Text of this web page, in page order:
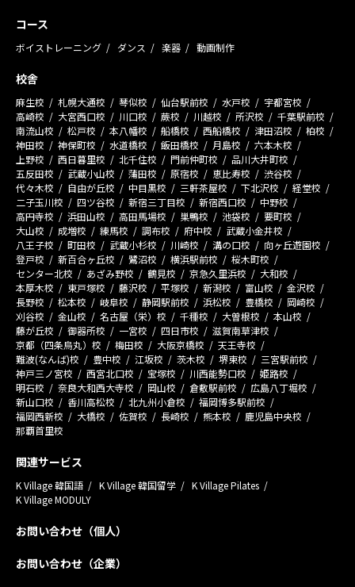
コース
ボイストレーニング ダンス 楽器 動画制作
校舎
麻生校 札幌大通校 琴似校 仙台駅前校 水戸校
宇都宮校
高崎校
大宮西口校 川口校 蕨校 川越校 所沢校
千葉駅前校
南流山校
松戸校 本八幡校 船橋校 西船橋校 津田沼校
柏校
神田校
神保町校 水道橋校 飯田橋校 月島校
六本木校
上野校
西日暮里校 北千住校 門前仲町校
品川大井町校
五反田校
武蔵小山校 蒲田校 原宿校 恵比寿校
渋谷校
代々木校
自由が丘校 中目黒校 三軒茶屋校 下北沢校
経堂校
二子玉川校
四ツ谷校 新宿三丁目校 新宿西口校
中野校
高円寺校
浜田山校 高田馬場校 巣鴨校 池袋校
要町校
大山校
成増校 練馬校 調布校 府中校
武蔵小金井校
八王子校
町田校 武蔵小杉校 川崎校 溝の口校
向ヶ丘遊園校
登戸校
新百合ヶ丘校 鷺沼校 横浜駅前校
桜木町校
センター北校
あざみ野校 鶴見校 京急久里浜校
大和校
本厚木校
東戸塚校 藤沢校 平塚校 新潟校 富山校
金沢校
長野校
松本校 岐阜校 静岡駅前校 浜松校 豊橋校
岡崎校
刈谷校
金山校 名古屋（栄）校 千種校 大曽根校
本山校
藤が丘校
御器所校 一宮校 四日市校
滋賀南草津校
京都（四条烏丸）校
梅田校 大阪京橋校
天王寺校
難波(なんば)校
豊中校 江坂校 茨木校 堺東校
三宮駅前校
神戸三ノ宮校
西宮北口校 宝塚校 川西能勢口校
姫路校
明石校
奈良大和西大寺校 岡山校 倉敷駅前校
広島八丁堀校
新山口校
香川高松校 北九州小倉校
福岡博多駅前校
福岡西新校
大橋校 佐賀校 長崎校 熊本校
鹿児島中央校
那覇首里校
関連サービス
K Village 韓国語 K Village 韓国留学
K Village Pilates
K Village MODULY
お問い合わせ（個人）
お問い合わせ（企業）